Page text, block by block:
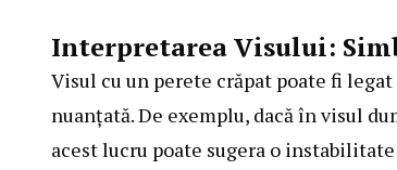
Interpretarea Visului:
Visul cu un perete crăpat poate fi
nuanțată. De exemplu, dacă în visul
acest lucru poate sugera o